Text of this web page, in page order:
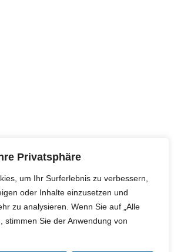
Privatsphäre
um Ihr Surferlebnis zu verbessern,
oder Inhalte einzusetzen und
zu analysieren. Wenn Sie auf „Alle
stimmen Sie der Anwendung von